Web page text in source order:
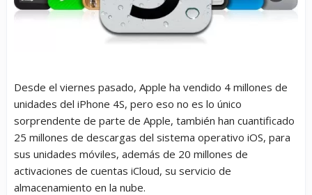
Desde el viernes pasado, Apple ha vendido 4 millones de
unidades del iPhone 4S, pero eso no es lo único
sorprendente de parte de Apple, también han cuantificado
25 millones de descargas del sistema operativo iOS, para
sus unidades móviles, además de 20 millones de
activaciones de cuentas iCloud, su servicio de
almacenamiento en la nube.